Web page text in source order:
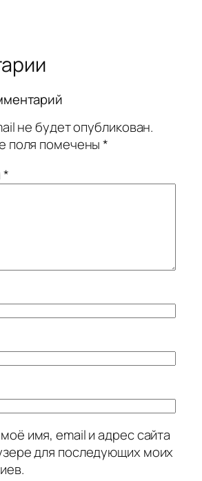
не будет опубликован.
поля помечены*
*
имя, email и адрес сайта
для последующих моих